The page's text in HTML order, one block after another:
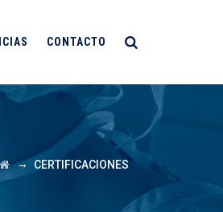
CONTACTO
→ CERTIFICACIONES